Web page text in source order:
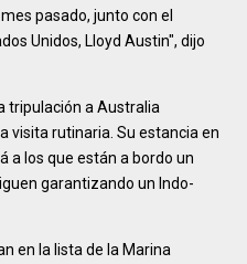
pasado, junto con el
Unidos, Lloyd Austin", dijo
tripulación a Australia
visita rutinaria. Su estancia en
a los que están a bordo un
garantizando un Indo-
en la lista de la Marina